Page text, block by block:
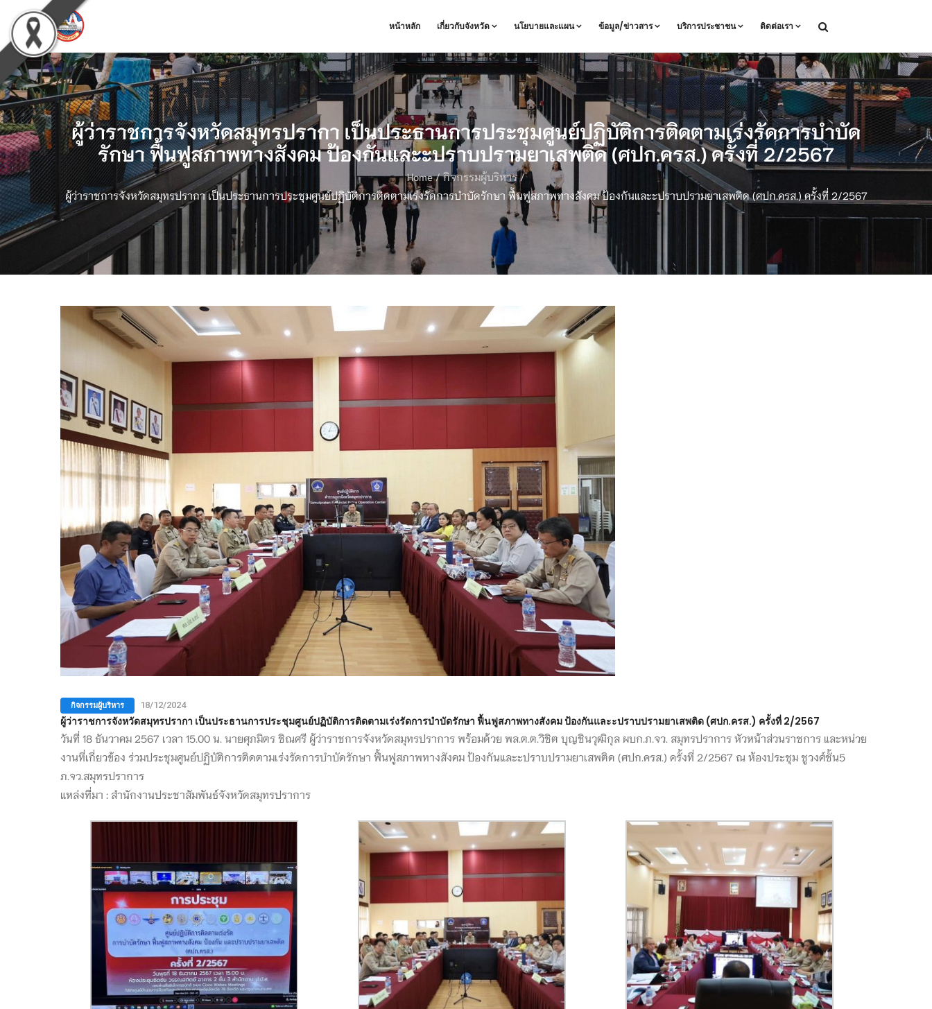
หน้าหลัก เกี่ยวกับจังหวัด นโยบายและแผน ข้อมูล/ข่าวสาร บริการประชาชน ติดต่อเรา
ผู้ว่าราชการจังหวัดสมุทรปรากา เป็นประธานการประชุมศูนย์ปฏิบัติการติดตามเร่งรัดการบำบัด
รักษา ฟื้นฟูสภาพทางสังคม ป้องกันและะปราบปรามยาเสพติด (ศปก.ครส.) ครั้งที่ 2/2567
Home/ กิจกรรมผู้บริหาร/
ผู้ว่าราชการจังหวัดสมุทรปรากา เป็นประธานการประชุมศูนย์ปฏิบัติการติดตามเร่งรัดการบำบัดรักษา ฟื้นฟูสภาพทางสังคม ป้องกันและะปราบปรามยาเสพติด (ศปก.ครส.) ครั้งที่ 2/2567
กิจกรรมผู้บริหาร 18/12/2024
ผู้ว่าราชการจังหวัดสมุทรปรากา เป็นประธานการประชุมศูนย์ปฏิบัติการติดตามเร่งรัดการบำบัดรักษา ฟื้นฟูสภาพทางสังคม ป้องกันและะปราบปรามยาเสพติด (ศปก.ครส.) ครั้งที่ 2/2567
วันที่ 18 ธันวาคม 2567 เวลา 15.00 น. นายศุภมิตร ชิณศรี ผู้ว่าราชการจังหวัดสมุทรปราการ พร้อมด้วย พล.ต.ต.วิชิต บุญชินวุฒิกุล ผบก.ภ.จว. สมุทรปราการ หัวหน้าส่วนราชการ และหน่วย
งานที่เกี่ยวข้อง ร่วมประชุมศูนย์ปฏิบัติการติดตามเร่งรัดการบำบัดรักษา ฟื้นฟูสภาพทางสังคม ป้องกันและะปราบปรามยาเสพติด (ศปก.ครส.) ครั้งที่ 2/2567 ณ ห้องประชุม ชูวงศ์ชั้น5
ภ.จว.สมุทรปราการ
แหล่งที่มา : สำนักงานประชาสัมพันธ์จังหวัดสมุทรปราการ